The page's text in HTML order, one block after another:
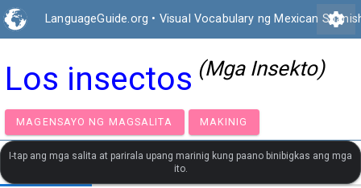
LanguageGuide.org • Visual Vocabulary ng Mexican settings
Los insectos (Mga Insekto)
MAGENSAYO NG MAGSALITA MAKINIG
I-tap ang mga salita at parirala upang marinig kung paano binibigkas ang mga
ito.